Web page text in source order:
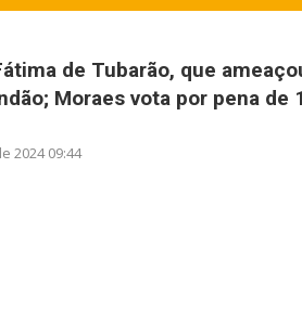
de Tubarão, que
Moraes vota por pena de
2024 09:44